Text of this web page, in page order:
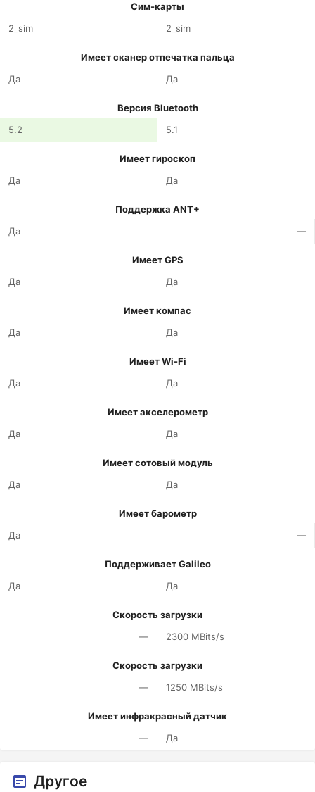
Сим-карты
2_sim
2_sim
Имеет сканер отпечатка пальца
Да
Да
Версия Bluetooth
5.2
5.1
Имеет гироскоп
Да
Да
Поддержка ANT+
Да
—
Имеет GPS
Да
Да
Имеет компас
Да
Да
Имеет Wi-Fi
Да
Да
Имеет акселерометр
Да
Да
Имеет сотовый модуль
Да
Да
Имеет барометр
Да
—
Поддерживает Galileo
Да
Да
Скорость загрузки
—
2300 MBits/s
Скорость загрузки
—
1250 MBits/s
Имеет инфракрасный датчик
—
Да
Другое